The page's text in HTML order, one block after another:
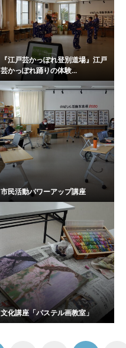
『江戸芸かっぽれ登別道場』江戸
芸かっぽれ踊りの体験...
市民活動パワーアップ講座
文化講座「パステル画教室」